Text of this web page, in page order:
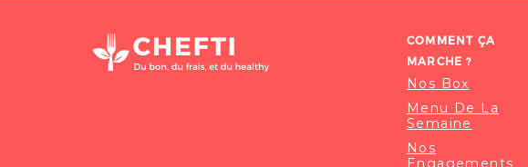
COMMENT ÇA
MARCHE ?
Nos Box
Menu De La
Semaine
Nos
Engagements